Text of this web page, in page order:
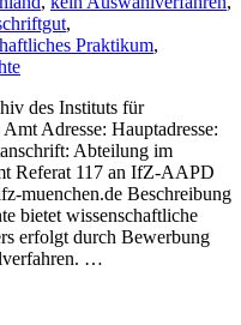
,
Praktikum,
des Instituts für
Adresse: Hauptadresse:
Abteilung im
Referat 117 an IfZ-AAPD
muenchen.de Beschreibung
bietet wissenschaftliche
erfolgt durch Bewerbung
…